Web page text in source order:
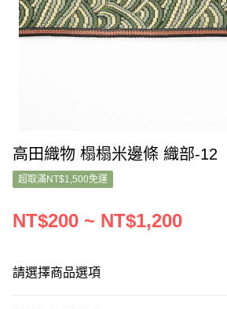
高田織物 榻榻米邊條 織部-12
超取滿NT$1,500免運
NT$200 ~ NT$1,200
請選擇商品選項